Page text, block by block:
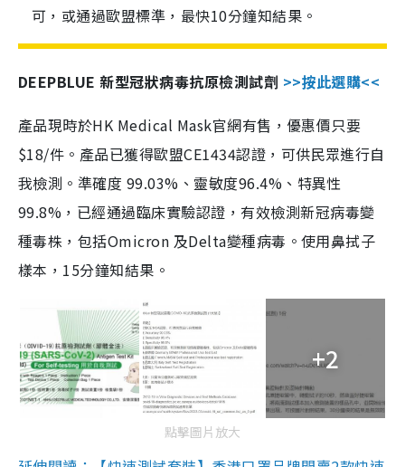
可，或通過歐盟標準，最快10分鐘知結果。
DEEPBLUE 新型冠狀病毒抗原檢測試劑 >>按此選購<<
產品現時於HK Medical Mask官網有售，優惠價只要
$18/件。產品已獲得歐盟CE1434認證，可供民眾進行自
我檢測。準確度 99.03%、靈敏度96.4%、特異性
99.8%，已經通過臨床實驗認證，有效檢測新冠病毒變
種毒株，包括Omicron 及Delta變種病毒。使用鼻拭子
樣本，15分鐘知結果。
+2
點擊圖片放大